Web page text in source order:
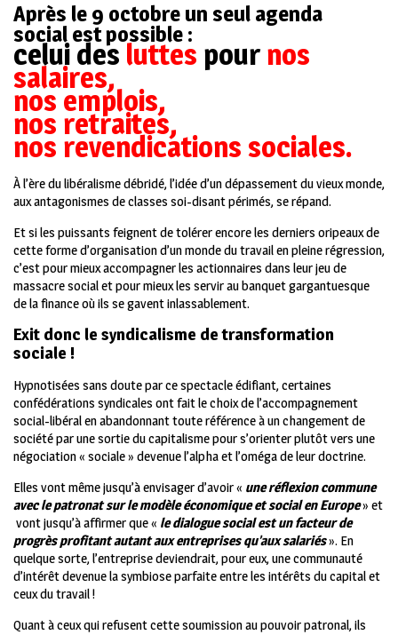
Après le 9 octobre un seul agenda
social est possible :
celui des luttes pournos
salaires,
nos emplois,
nos retraites,
nos revendications sociales.
À l’ère du libéralisme débridé, l’idée d’un dépassement du vieux monde,
aux antagonismes de classes soi-disant périmés, se répand.
Et si les puissants feignent de tolérer encore les derniers oripeaux de
cette forme d’organisation d’un monde du travail en pleine régression,
c’est pour mieux accompagner les actionnaires dans leur jeu de
massacre social et pour mieux les servir au banquet gargantuesque
de la finance où ils se gavent inlassablement.
Exit donc le syndicalisme de transformation
sociale !
Hypnotisées sans doute par ce spectacle édifiant, certaines
confédérations syndicales ont fait le choix de l’accompagnement
social-libéral en abandonnant toute référence à un changement de
société par une sortie du capitalisme pour s’orienter plutôt vers une
négociation « sociale » devenue l’alpha et l’oméga de leur doctrine.
Elles vont même jusqu’à envisager d’avoir « une réflexion commune
avec le patronat sur le modèle économique et social en Europe» et
vont jusqu’à affirmer que « le dialogue social est un facteur de
progrès profitant autant aux entreprises qu’aux salariés». En
quelque sorte, l’entreprise deviendrait, pour eux, une communauté
d’intérêt devenue la symbiose parfaite entre les intérêts du capital et
ceux du travail !
Quant à ceux qui refusent cette soumission au pouvoir patronal, ils